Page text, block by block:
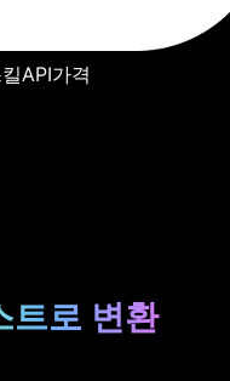
API가격
트로 변환